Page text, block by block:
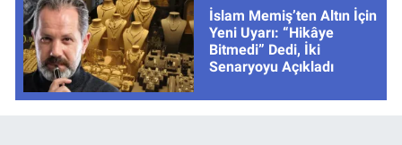
İslam Memiş’ten Altın İçin
Yeni Uyarı: “Hikâye
Bitmedi” Dedi, İki
Senaryoyu Açıkladı